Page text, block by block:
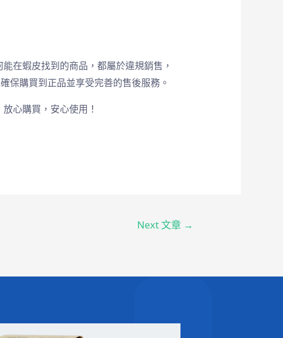
在蝦皮找到的商品，都屬於違規銷售，
保購買到正品並享受完善的售後服務。
心購買，安心使用！
Next 文章 →